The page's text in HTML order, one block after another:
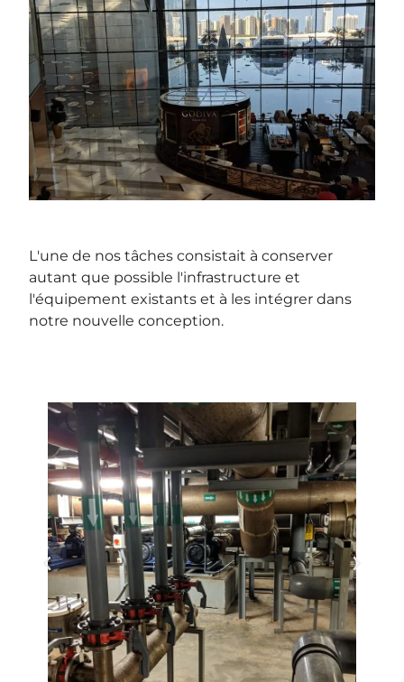
L'une de nos tâches consistait à conserver
autant que possible l'infrastructure et
l'équipement existants et à les intégrer dans
notre nouvelle conception.